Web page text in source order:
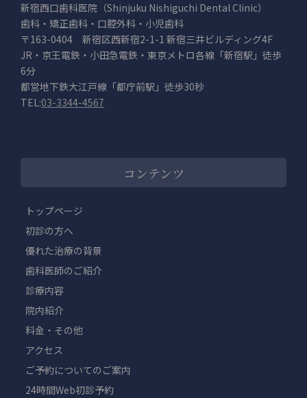
新宿西口歯科医院（Shinjuku Nishiguchi Dental Clinic）
歯科・矯正歯科・口腔外科・小児歯科
〒163-0404 新宿区西新宿2-1-1 新宿三井ビルディング4F
JR・京王電鉄・小田急電鉄・東京メトロ各線「新宿駅」徒歩
6分
都営地下鉄大江戸線「都庁前駅」徒歩30秒
TEL:03-3344-4567
コンテンツ
トップページ
初診の方へ
優れた治療の背景
歯科医師のご紹介
診療内容
院内紹介
料金・その他
アクセス
ご予約についてのご案内
24時間Web初診予約